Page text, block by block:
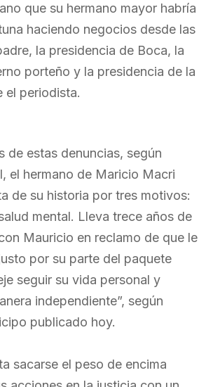
que su hermano mayor habría
haciendo negocios desde las
la presidencia de Boca, la
porteño y la presidencia de la
el periodista.
de estas denuncias, según
el hermano de Maricio Macri
de su historia por tres motivos:
mental. Lleva trece años de
Mauricio en reclamo de que le
por su parte del paquete
seguir su vida personal y
independiente”, según
publicado hoy.
sacarse el peso de encima